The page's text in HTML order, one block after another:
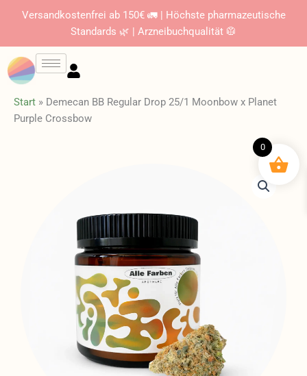
Versandkostenfrei ab 150€ 🚛 | Höchste pharmazeutische
Standards 🌿 | Arzneibuchqualität 🥼
Start » Demecan BB Regular Drop 25/1 Moonbow x Planet
Purple Crossbow
0